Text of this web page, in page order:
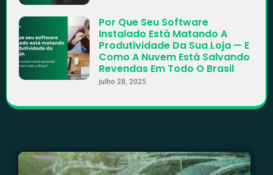
Por Que Seu Software
Instalado Está Matando A
Produtividade Da Sua Loja — E
Como A Nuvem Está Salvando
Revendas Em Todo O Brasil
julho 28, 2025